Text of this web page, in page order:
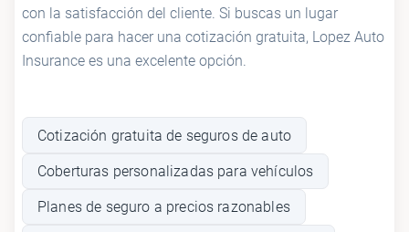
con la satisfacción del cliente. Si buscas un lugar
confiable para hacer una cotización gratuita, Lopez Auto
Insurance es una excelente opción.
Cotización gratuita de seguros de auto
Coberturas personalizadas para vehículos
Planes de seguro a precios razonables